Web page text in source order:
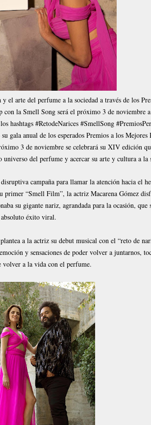
el arte del perfume a la sociedad a través de los
la Smell Song será el próximo 3 de noviembre
hashtags #RetodeNarices #SmellSong
gala anual de los esperados Premios a los
3 de noviembre se celebrará su XIV edición
del perfume y acercar su arte y cultura a la
campaña para llamar la atención hacia el
primer “Smell Film”, la actriz Macarena Gómez
su gigante nariz, agrandada para la ocasión,
absoluto éxito viral.
a la actriz su debut musical con el “reto de
y sensaciones de poder volver a juntarnos,
volver a la vida con el perfume.